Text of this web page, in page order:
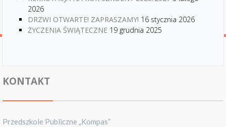
2026
DRZWI OTWARTE! ZAPRASZAMY! 16 stycznia 2026
ŻYCZENIA ŚWIĄTECZNE 19 grudnia 2025
KONTAKT
Przedszkole Publiczne „Kompas”